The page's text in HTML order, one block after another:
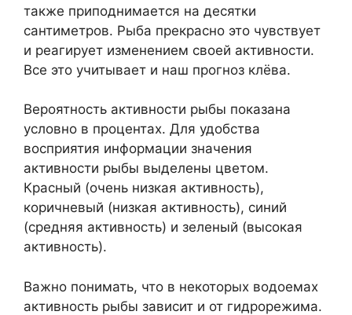
также приподнимается на десятки
сантиметров. Рыба прекрасно это чувствует
и реагирует изменением своей активности.
Все это учитывает и наш прогноз клёва.
Вероятность активности рыбы показана
условно в процентах. Для удобства
восприятия информации значения
активности рыбы выделены цветом.
Красный (очень низкая активность),
коричневый (низкая активность), синий
(средняя активность) и зеленый (высокая
активность).
Важно понимать, что в некоторых водоемах
активность рыбы зависит и от гидрорежима.